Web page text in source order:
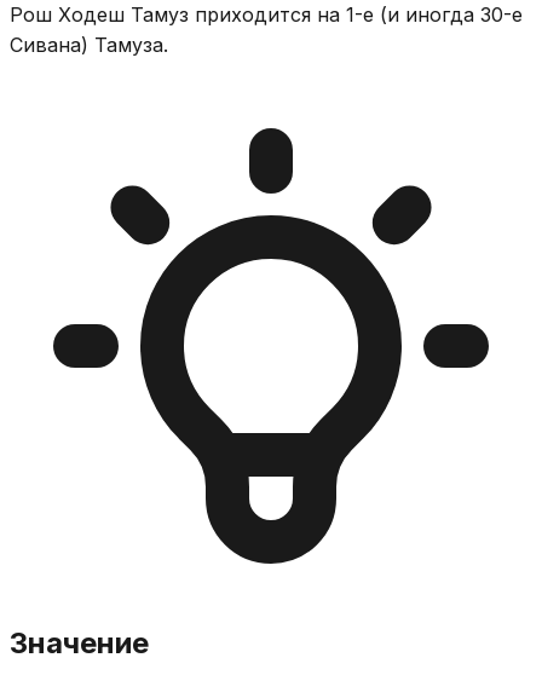
Рош Ходеш Тамуз приходится на 1-е (и иногда 30-е
Сивана) Тамуза.
Значение